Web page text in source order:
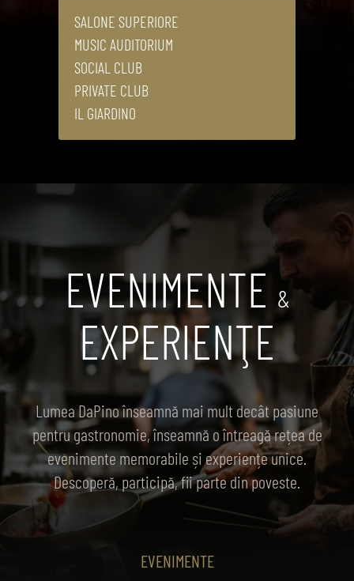
SALONE SUPERIORE
MUSIC AUDITORIUM
SOCIAL CLUB
PRIVATE CLUB
IL GIARDINO
EVENIMENTE &
EXPERIENŢE
Lumea DaPino înseamnă mai mult decât pasiune
pentru gastronomie, înseamnă o întreagă rețea de
evenimente memorabile și experiențe unice.
Descoperă, participă, fii parte din poveste.
EVENIMENTE